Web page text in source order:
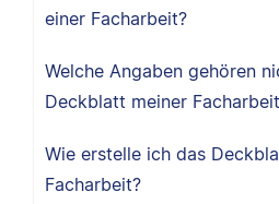
einer Facharbeit?
Welche Angaben gehören
Deckblatt meiner
Wie erstelle ich das
Facharbeit?